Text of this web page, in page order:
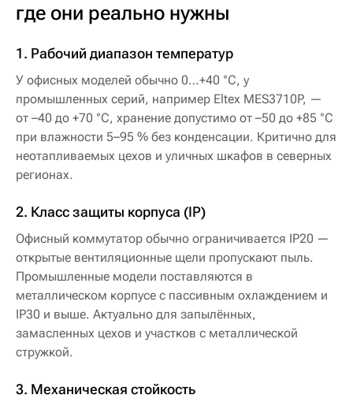
где они реально нужны
1. Рабочий диапазон температур
У офисных моделей обычно 0…+40 °C, у
промышленных серий, например Eltex MES3710P, —
от –40 до +70 °C, хранение допустимо от –50 до +85 °C
при влажности 5–95 % без конденсации. Критично для
неотапливаемых цехов и уличных шкафов в северных
регионах.
2. Класс защиты корпуса (IP)
Офисный коммутатор обычно ограничивается IP20 —
открытые вентиляционные щели пропускают пыль.
Промышленные модели поставляются в
металлическом корпусе с пассивным охлаждением и
IP30 и выше. Актуально для запылённых,
замасленных цехов и участков с металлической
стружкой.
3. Механическая стойкость